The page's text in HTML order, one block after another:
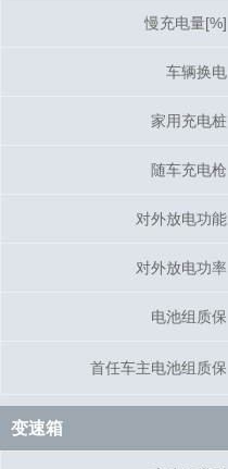
慢充电量[%]
车辆换电
家用充电桩
随车充电枪
对外放电功能
对外放电功率
电池组质保
首任车主电池组质保
变速箱
慢充电量[%]
车辆换电
家用充电桩
随车充电枪
对外放电功能
对外放电功率
电池组质保
首任车主电池组质保
变速箱